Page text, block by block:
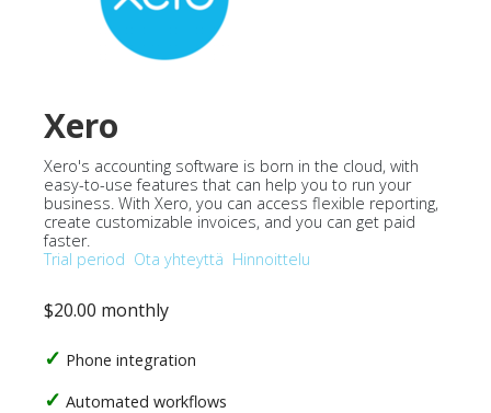
Xero
Xero's accounting software is born in the cloud, with
easy-to-use features that can help you to run your
business. With Xero, you can access flexible reporting,
create customizable invoices, and you can get paid
faster.
Trial period Ota yhteyttä Hinnoittelu
$20.00 monthly
Phone integration
Automated workflows